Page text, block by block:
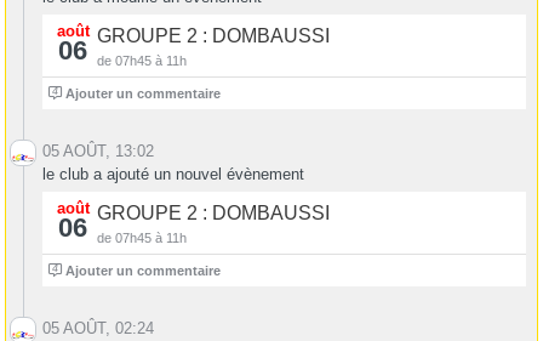
août
06 GROUPE 2 : DOMBAUSSI
de 07h45 à 11h
4 Ajouter un commentaire
05 AOÛT, 13:02
le club a ajouté un nouvel évènement
août
06 GROUPE 2 : DOMBAUSSI
de 07h45 à 11h
4 Ajouter un commentaire
05 AOÛT, 02:24